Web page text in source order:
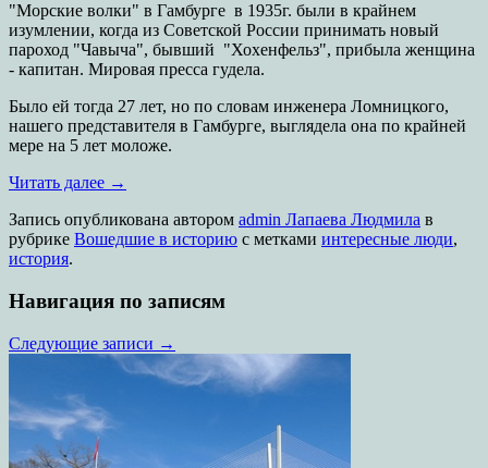
"Морские волки" в Гамбурге в 1935г. были в крайнем
изумлении, когда из Советской России принимать новый
пароход "Чавыча", бывший "Хохенфельз", прибыла женщина
- капитан. Мировая пресса гудела.
Было ей тогда 27 лет, но по словам инженера Ломницкого,
нашего представителя в Гамбурге, выглядела она по крайней
мере на 5 лет моложе.
Читать далее →
Запись опубликована автором admin Лапаева Людмила в
рубрике Вошедшие в историю с метками интересные люди,
история.
Навигация по записям
Следующие записи →